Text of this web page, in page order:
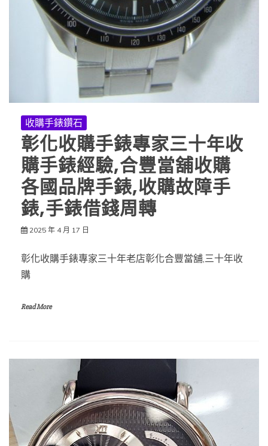
收購手錶鑽石
彰化收購手錶專家三十年收
購手錶經驗,合豐當舖收購
各國品牌手錶,收購故障手
錶,手錶借錢周轉
2025 年 4 月 17 日
彰化收購手錶專家三十年老店彰化合豐當舖,三十年收
購
Read More